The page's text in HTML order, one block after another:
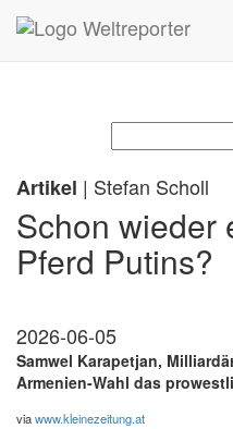
Zum Inhalt springen
Artikel | Stefan Scholl
Schon wieder
Pferd Putins?
2026-06-05
Samwel Karapetjan,
Armenien-Wahl das
viawww.kleinezeitung.at